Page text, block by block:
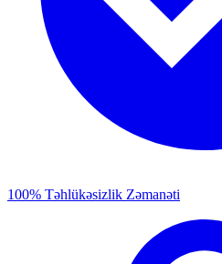
100% Təhlükəsizlik Zəmanəti